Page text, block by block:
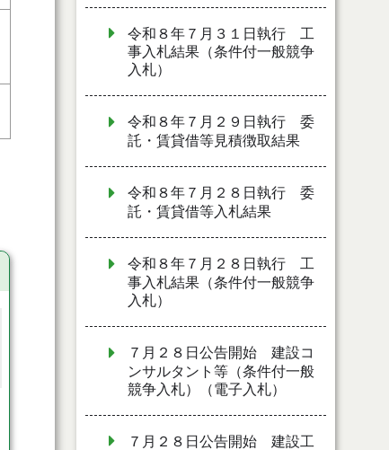
令和８年７月３１日執行 工
事入札結果（条件付一般競争
入札）
令和８年７月２９日執行 委
託・賃貸借等見積徴取結果
令和８年７月２８日執行 委
託・賃貸借等入札結果
令和８年７月２８日執行 工
事入札結果（条件付一般競争
入札）
７月２８日公告開始 建設コ
ンサルタント等（条件付一般
競争入札）（電子入札）
７月２８日公告開始 建設工